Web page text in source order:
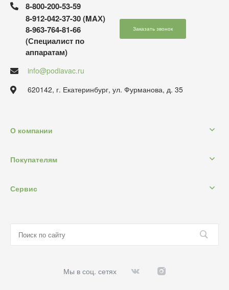
8-800-200-53-59
8-912-042-37-30 (MAХ)
8-963-764-81-66
(Специалист по
аппаратам)
Заказать звонок
info@podiavac.ru
620142, г. Екатеринбург, ул. Фурманова, д. 35
О компании
Покупателям
Сервис
Мы в соц. сетях